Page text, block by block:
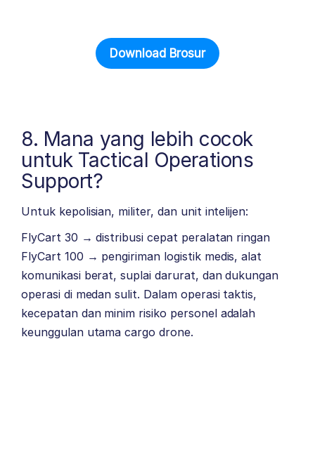
Download Brosur
8. Mana yang lebih cocok
untuk Tactical Operations
Support?
Untuk kepolisian, militer, dan unit intelijen:
FlyCart 30 → distribusi cepat peralatan ringan
FlyCart 100 → pengiriman logistik medis, alat
komunikasi berat, suplai darurat, dan dukungan
operasi di medan sulit. Dalam operasi taktis,
kecepatan dan minim risiko personel adalah
keunggulan utama cargo drone.